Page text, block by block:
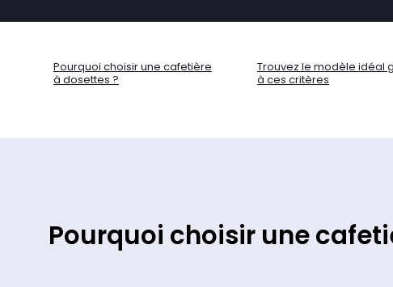
Pourquoi choisir une cafetière
à dosettes ?
Trouvez le modèle idéal
à ces critères
Pourquoi choisir une